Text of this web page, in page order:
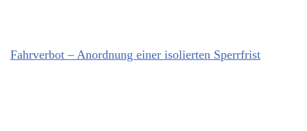
Fahrverbot – Anordnung einer isolierten Sperrfrist